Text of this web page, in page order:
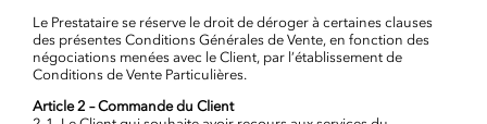
Le Prestataire se réserve le droit de déroger à certaines clauses
des présentes Conditions Générales de Vente, en fonction des
négociations menées avec le Client, par l’établissement de
Conditions de Vente Particulières.
Article 2 – Commande du Client